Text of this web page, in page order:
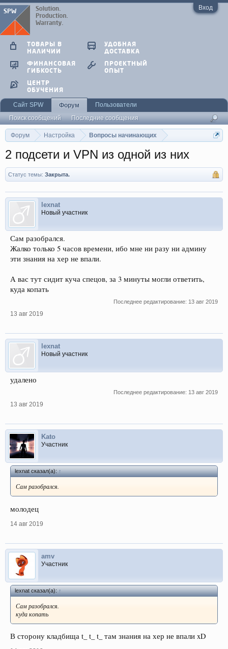
Вход
Форум Настройка Вопросы начинающих
2 подсети и VPN из одной из них
Статус темы: Закрыта.
lexnat
Новый участник
Сам разобрался.
Жалко только 5 часов времени, ибо мне ни разу ни админу
эти знания на хер не впали.
А вас тут сидит куча спецов, за 3 минуты могли ответить,
куда копать
Последнее редактирование: 13 авг 2019
13 авг 2019
lexnat
Новый участник
удалено
Последнее редактирование: 13 авг 2019
13 авг 2019
Kato
Участник
lexnat сказал(а):↑
Сам разобрался.
молодец
14 авг 2019
amv
Участник
lexnat сказал(а):↑
Сам разобрался.
куда копать
В сторону кладбища t_ t_ t_ там знания на хер не впали xD
ТОВАРЫ В
НАЛИЧИИ
УДОБНАЯ
ДОСТАВКА
ФИНАНСОВАЯ
ГИБКОСТЬ
ПРОЕКТНЫЙ
ОПЫТ
ЦЕНТР
ОБУЧЕНИЯ
Сайт SPW
Форум
Поиск сообщений
Последние сообщения
Пользователи